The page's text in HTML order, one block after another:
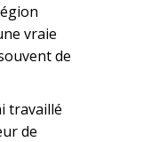
vraie
de
travaillé
de